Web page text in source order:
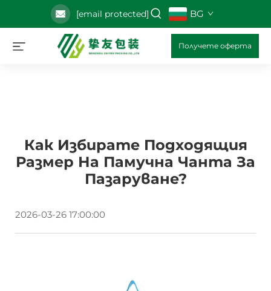
[email protected] BG
Получете оферта
Как Избирате Подходящия
Размер На Памучна Чанта За
Пазаруване?
2026-03-26 17:00:00